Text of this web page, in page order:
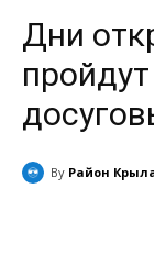
Дни
By Район